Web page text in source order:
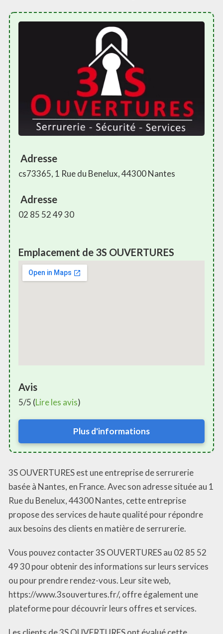
Adresse
cs73365, 1 Rue du Benelux, 44300 Nantes
Adresse
02 85 52 49 30
Emplacement de 3S OUVERTURES
Avis
5/5 (Lire les avis)
Plus d'informations
3S OUVERTURES est une entreprise de serrurerie
basée à Nantes, en France. Avec son adresse située au 1
Rue du Benelux, 44300 Nantes, cette entreprise
propose des services de haute qualité pour répondre
aux besoins des clients en matière de serrurerie.
Vous pouvez contacter 3S OUVERTURES au 02 85 52
49 30 pour obtenir des informations sur leurs services
ou pour prendre rendez-vous. Leur site web,
https://www.3souvertures.fr/, offre également une
plateforme pour découvrir leurs offres et services.